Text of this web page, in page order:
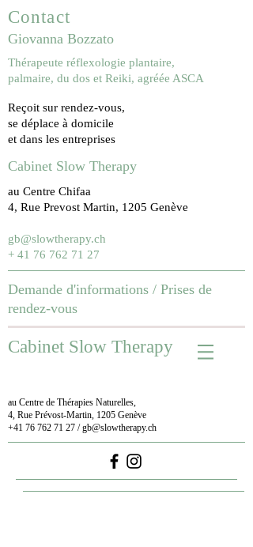
Contact
Giovanna Bozzato
Thérapeute réflexologie plantaire,
palmaire, du dos et Reiki, agréée ASCA
Reçoit sur rendez-vous,
se déplace à domicile
et dans les entreprises
Cabinet Slow Therapy
au Centre Chifaa
4, Rue Prevost Martin, 1205 Genève
gb@slowtherapy.ch
+ 41 76 762 71 27
Demande d'informations / Prises de
rendez-vous
Cabinet Slow Therapy
au Centre de Thérapies Naturelles,
4, Rue Prévost-Martin, 1205 Genève
+41 76 762 71 27 /gb@slowtherapy.ch